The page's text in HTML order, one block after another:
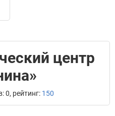
центр
0, рейтинг: 150